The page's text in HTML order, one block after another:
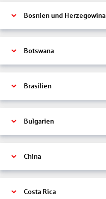
Bosnien und Herzegowina
Botswana
Brasilien
Bulgarien
China
Costa Rica